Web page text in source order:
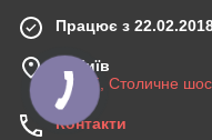
Працює з
м. Київ
03045, Столичне
Контакти